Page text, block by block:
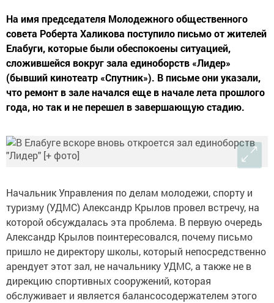
На имя председателя Молодежного общественного
совета Роберта Халикова поступило письмо от жителей
Елабуги, которые были обеспокоены ситуацией,
сложившейся вокруг зала единоборств «Лидер»
(бывший кинотеатр «Спутник»). В письме они указали,
что ремонт в зале начался еще в начале лета прошлого
года, но так и не перешел в завершающую стадию.
Начальник Управления по делам молодежи, спорту и
туризму (УДМС) Александр Крылов провел встречу, на
которой обсуждалась эта проблема. В первую очередь
Александр Крылов поинтересовался, почему письмо
пришло не директору школы, который непосредственно
арендует этот зал, не начальнику УДМС, а также не в
дирекцию спортивных сооружений, которая
обслуживает и является балансосодержателем этого